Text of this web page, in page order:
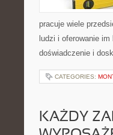
pracuje wiele
ludzi i oferowanie
doświadczenie i
CATEGORIES:
KAŻDY